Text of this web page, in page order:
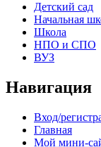
Детский сад
Начальная
Школа
НПО и СПО
ВУЗ
Навигация
Вход/
Главная
Мой мини-